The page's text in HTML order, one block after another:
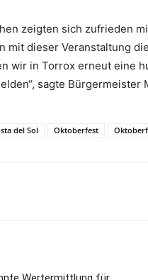
zeigten sich zufrieden
mit dieser Veranstaltung
wir in Torrox erneut eine
sagte Bürgermeister
del Sol Oktoberfest